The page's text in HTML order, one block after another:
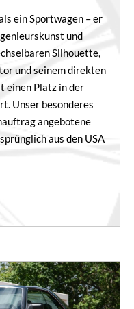
ein Sportwagen – er
und
Silhouette,
und seinem direkten
einen Platz in der
Unser besonderes
angebotene
aus den USA